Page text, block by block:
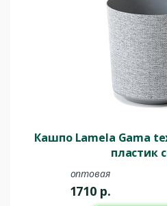
Кашпо Lamela Gama
пластик
оптовая
1710 р.